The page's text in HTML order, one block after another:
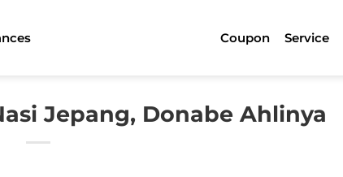
Coupon Service
Jepang, Donabe Ahlinya